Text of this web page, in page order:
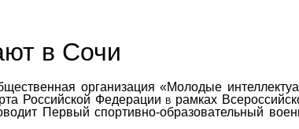
в Сочи
организация «Молодые
Российской Федерациив рамках
Первый спортивно-образовательный